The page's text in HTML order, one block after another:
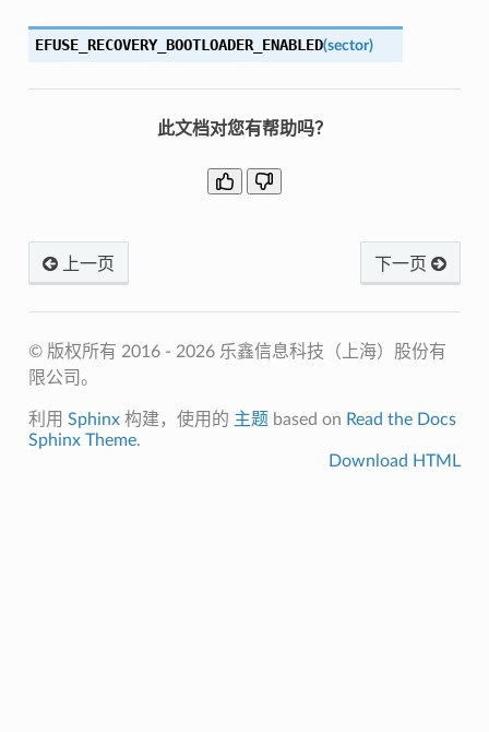
EFUSE_RECOVERY_BOOTLOADER_ENABLED(sector)
此文档对您有帮助吗？
上一页 下一页
© 版权所有 2016 - 2026 乐鑫信息科技（上海）股份有
限公司。
利用 Sphinx构建，使用的 主题 based on Read the Docs
Sphinx Theme.
Download HTML